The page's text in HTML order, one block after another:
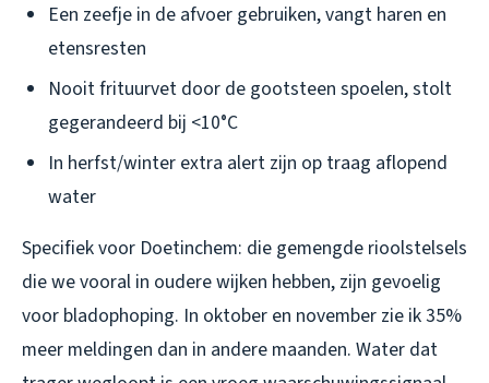
Een zeefje in de afvoer gebruiken, vangt haren en
etensresten
Nooit frituurvet door de gootsteen spoelen, stolt
gegerandeerd bij <10°C
In herfst/winter extra alert zijn op traag aflopend
water
Specifiek voor Doetinchem: die gemengde rioolstelsels
die we vooral in oudere wijken hebben, zijn gevoelig
voor bladophoping. In oktober en november zie ik 35%
meer meldingen dan in andere maanden. Water dat